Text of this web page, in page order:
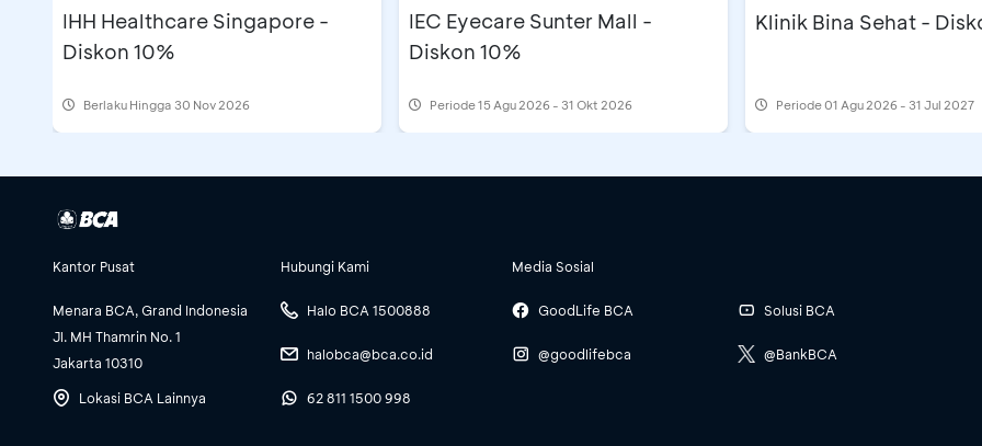
IHH Healthcare Singapore -
Diskon 10%
Berlaku Hingga 30 Nov 2026
IEC Eyecare Sunter Mall -
Diskon 10%
Periode15 Agu 2026 - 31 Okt 2026
Klinik Bina Sehat -
Periode01 Agu 2026 - 31 Jul 2027
Kantor Pusat
Menara BCA, Grand Indonesia
Jl. MH Thamrin No. 1
Jakarta 10310
Lokasi BCA Lainnya
Hubungi Kami
Halo BCA 1500888
halobca@bca.co.id
62 811 1500 998
Media Sosial
GoodLife BCA
@goodlifebca
Solusi BCA
@BankBCA